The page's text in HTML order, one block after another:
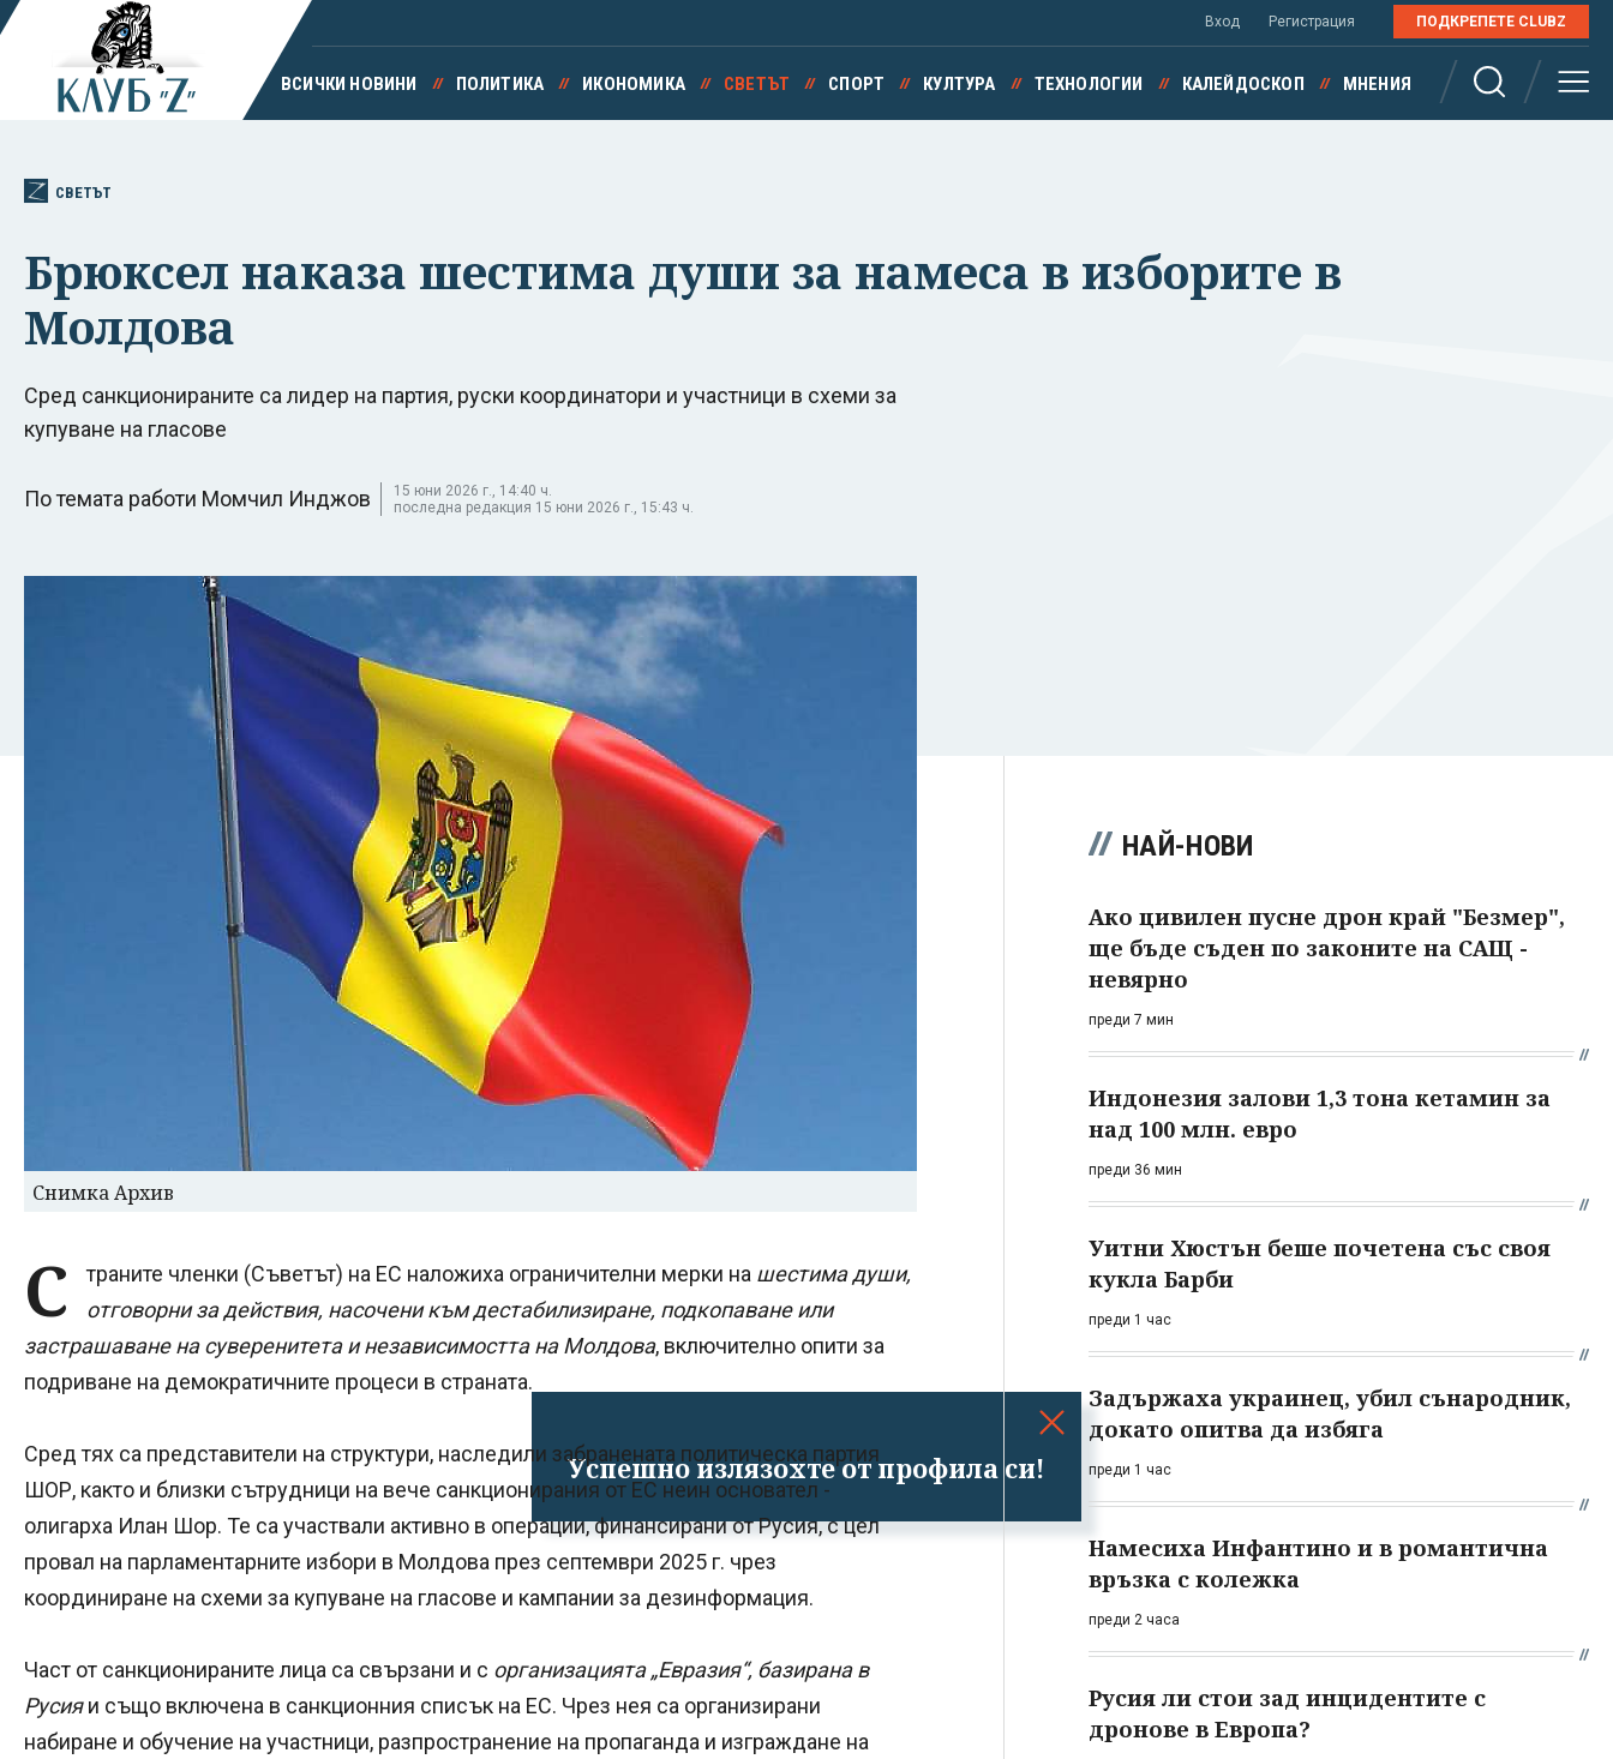
Успешно излязохте от профила си!
Вход Регистрация ПОДКРЕПЕТЕ CLUBZ
ВСИЧКИ НОВИНИ ПОЛИТИКА ИКОНОМИКА СВЕТЪТ СПОРТ КУЛТУРА ТЕХНОЛОГИИ КАЛЕЙДОСКОП МНЕНИЯ
СВЕТЪТ
Брюксел наказа шестима души за намеса в изборите в
Молдова
Сред санкционираните са лидер на партия, руски координатори и участници в схеми за
купуване на гласове
По темата работи Момчил Инджов
15 юни 2026 г., 14:40 ч.
последна редакция 15 юни 2026 г., 15:43 ч.
Снимка Архив
С траните членки (Съветът) на ЕС наложиха ограничителни мерки на шестима души,
отговорни за действия, насочени към дестабилизиране, подкопаване или
застрашаване на суверенитета и независимостта на Молдова, включително опити за
подриване на демократичните процеси в страната.
Сред тях са представители на структури, наследили забранената политическа партия
ШОР, както и близки сътрудници на вече санкционирания от ЕС неин основател -
олигарха Илан Шор. Те са участвали активно в операции, финансирани от Русия, с цел
провал на парламентарните избори в Молдова през септември 2025 г. чрез
координиране на схеми за купуване на гласове и кампании за дезинформация.
Част от санкционираните лица са свързани и с организацията „Евразия“, базирана в
Русияи също включена в санкционния списък на ЕС. Чрез нея са организирани
набиране и обучение на участници, разпространение на пропаганда и изграждане на
НАЙ-НОВИ
Ако цивилен пусне дрон край "Безмер",
ще бъде съден по законите на САЩ -
невярно
преди 7 мин
Индонезия залови 1,3 тона кетамин за
над 100 млн. евро
преди 36 мин
Уитни Хюстън беше почетена със своя
кукла Барби
преди 1 час
Задържаха украинец, убил сънародник,
докато опитва да избяга
преди 1 час
Намесиха Инфантино и в романтична
връзка с колежка
преди 2 часа
Русия ли стои зад инцидентите с
дронове в Европа?